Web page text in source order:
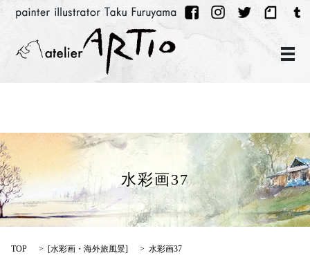
メ
水彩画37
TOP [水彩画・海外旅風景] 水彩画37